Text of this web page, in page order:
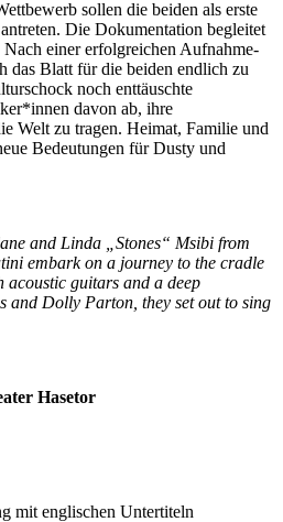
sollen die beiden als erste
Die Dokumentation begleitet
einer erfolgreichen Aufnahme-
das Blatt für die beiden endlich zu
noch enttäuschte
davon ab, ihre
Welt zu tragen. Heimat, Familie und
Bedeutungen für Dusty und
and Linda „Stones“ Msibi from
embark on a journey to the cradle
guitars and a deep
Dolly Parton, they set out to sing
Hasetor
mit englischen Untertiteln